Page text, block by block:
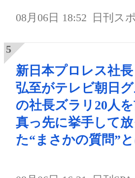
08月06日 18:52 日刊ス
新日本プロレス社
弘至がテレビ朝日
の社長ズラリ20人を
真っ先に挙手して放
た“まさかの質問”